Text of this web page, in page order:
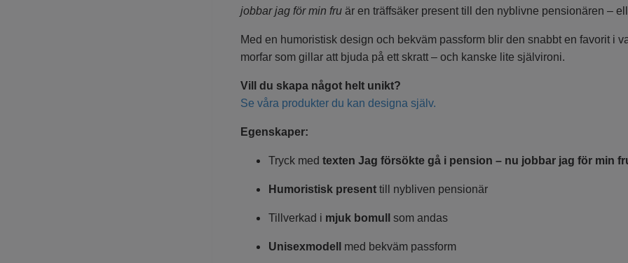
jobbar jag för min fru är en träffsäker present till den nyblivne pensionären –
Med en humoristisk design och bekväm passform blir den snabbt en favorit i
morfar som gillar att bjuda på ett skratt – och kanske lite självironi.
Vill du skapa något helt unikt?
Se våra produkter du kan designa själv.
Egenskaper:
Tryck med texten Jag försökte gå i pension – nu jobbar jag för min
Humoristisk present till nybliven pensionär
Tillverkad i mjuk bomull som andas
Unisexmodell med bekväm passform